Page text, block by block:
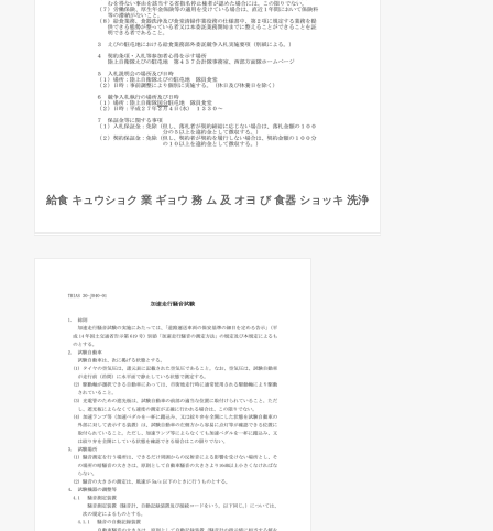
給食 キュウショク 業 ギョウ 務 ム 及 オヨ び 食器 ショッキ 洗浄